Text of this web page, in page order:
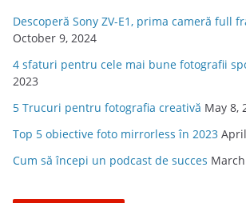
Descoperă Sony ZV-E1, prima cameră full
October 9, 2024
4 sfaturi pentru cele mai bune fotografii
2023
5 Trucuri pentru fotografia creativă May 8,
Top 5 obiective foto mirrorless în 2023
Cum să începi un podcast de succes